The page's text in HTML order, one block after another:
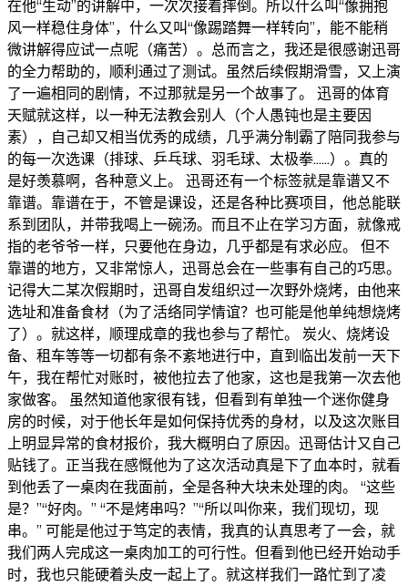
在他“生动”的讲解中，一次次接着摔倒。所以什么叫“像拥抱
风一样稳住身体”，什么又叫“像踢踏舞一样转向”，能不能稍
微讲解得应试一点呢（痛苦）。总而言之，我还是很感谢迅哥
的全力帮助的，顺利通过了测试。虽然后续假期滑雪，又上演
了一遍相同的剧情，不过那就是另一个故事了。 迅哥的体育
天赋就这样，以一种无法教会别人（个人愚钝也是主要因
素），自己却又相当优秀的成绩，几乎满分制霸了陪同我参与
的每一次选课（排球、乒乓球、羽毛球、太极拳......）。真的
是好羡慕啊，各种意义上。 迅哥还有一个标签就是靠谱又不
靠谱。靠谱在于，不管是课设，还是各种比赛项目，他总能联
系到团队，并带我喝上一碗汤。而且不止在学习方面，就像戒
指的老爷爷一样，只要他在身边，几乎都是有求必应。 但不
靠谱的地方，又非常惊人，迅哥总会在一些事有自己的巧思。
记得大二某次假期时，迅哥自发组织过一次野外烧烤，由他来
选址和准备食材（为了活络同学情谊？也可能是他单纯想烧烤
了）。就这样，顺理成章的我也参与了帮忙。 炭火、烧烤设
备、租车等等一切都有条不紊地进行中，直到临出发前一天下
午，我在帮忙对账时，被他拉去了他家，这也是我第一次去他
家做客。 虽然知道他家很有钱，但看到有单独一个迷你健身
房的时候，对于他长年是如何保持优秀的身材，以及这次账目
上明显异常的食材报价，我大概明白了原因。迅哥估计又自己
贴钱了。正当我在感慨他为了这次活动真是下了血本时，就看
到他丢了一桌肉在我面前，全是各种大块未处理的肉。 “这些
是？”“好肉。” “不是烤串吗？”“所以叫你来，我们现切，现
串。” 可能是他过于笃定的表情，我真的认真思考了一会，就
我们两人完成这一桌肉加工的可行性。但看到他已经开始动手
时，我也只能硬着头皮一起上了。就这样我们一路忙到了凌